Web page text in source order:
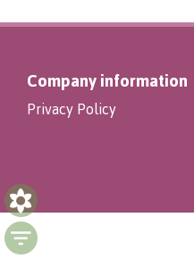
Company information
Privacy Policy